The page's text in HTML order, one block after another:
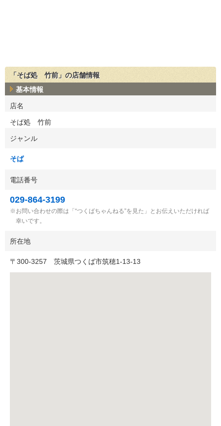
「そば処 竹前」の店舗情報
基本情報
店名
そば処 竹前
ジャンル
そば
電話番号
029-864-3199
お問い合わせの際は「“つくばちゃんねる”を見た」とお伝えいただければ
幸いです。
所在地
〒 300-3257 茨城県つくば市筑穂1-13-13